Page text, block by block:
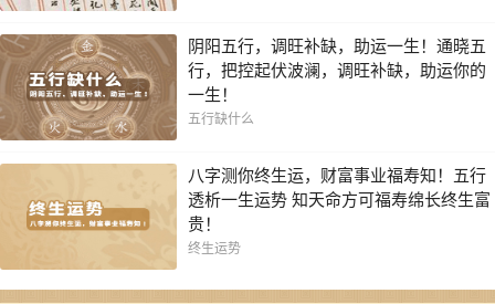
阴阳五行，调旺补缺，助运一生！通晓五
行，把控起伏波澜，调旺补缺，助运你的
一生！
五行缺什么
八字测你终生运，财富事业福寿知！五行
透析一生运势 知天命方可福寿绵长终生富
贵！
终生运势